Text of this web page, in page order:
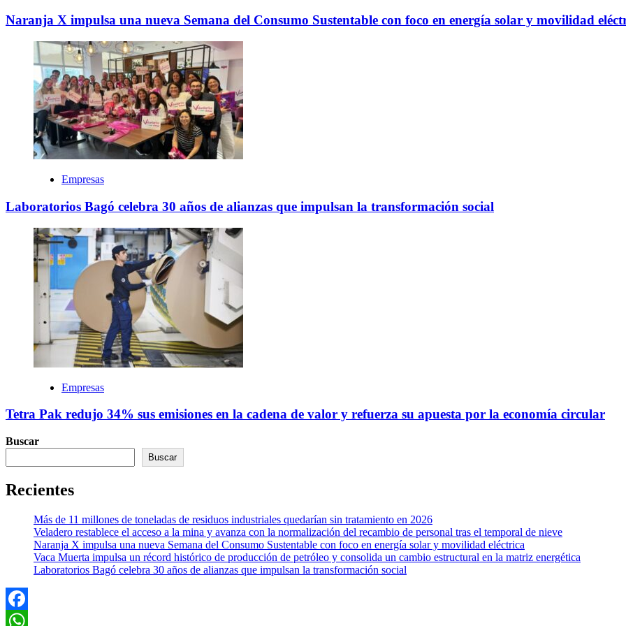
Naranja X impulsa una nueva Semana del Consumo Sustentable con foco en energía solar y movilidad
Empresas
Laboratorios Bagó celebra 30 años de alianzas que impulsan la transformación social
Empresas
Tetra Pak redujo 34% sus emisiones en la cadena de valor y refuerza su apuesta por la economía circular
Buscar
Buscar
Recientes
Más de 11 millones de toneladas de residuos industriales quedarían sin tratamiento en 2026
Veladero restablece el acceso a la mina y avanza con la normalización del recambio de personal tras el temporal de nieve
Naranja X impulsa una nueva Semana del Consumo Sustentable con foco en energía solar y movilidad eléctrica
Vaca Muerta impulsa un récord histórico de producción de petróleo y consolida un cambio estructural en la matriz energética
Laboratorios Bagó celebra 30 años de alianzas que impulsan la transformación social
Facebook